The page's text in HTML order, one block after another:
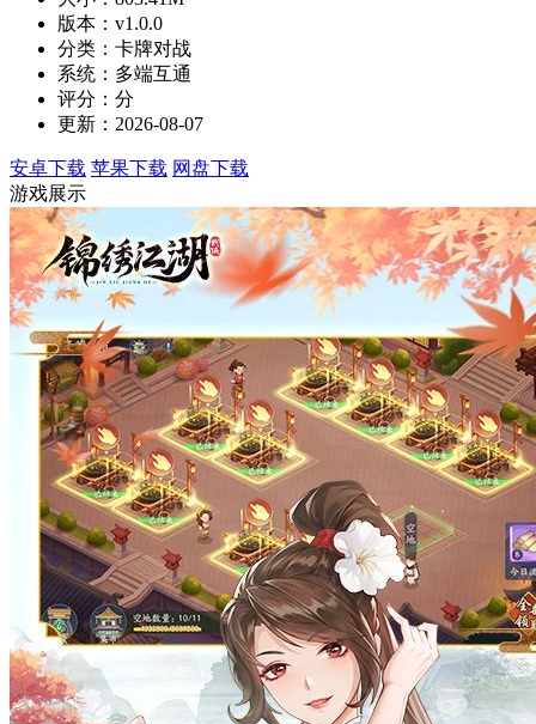
版本：v1.0.0
分类：卡牌对战
系统：多端互通
评分：分
更新：2026-08-07
安卓下载 苹果下载 网盘下载
游戏展示